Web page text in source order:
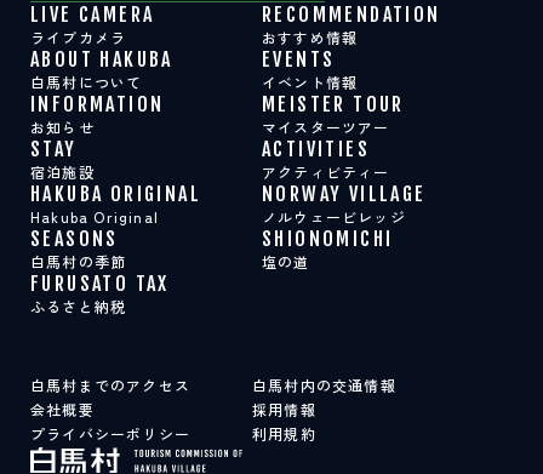
LIVE CAMERA
ライブカメラ
RECOMMENDATION
おすすめ情報
ABOUT HAKUBA
白馬村について
EVENTS
イベント情報
INFORMATION
お知らせ
MEISTER TOUR
マイスターツアー
STAY
宿泊施設
ACTIVITIES
アクティビティー
HAKUBA ORIGINAL
Hakuba Original
NORWAY VILLAGE
ノルウェービレッジ
SEASONS
白馬村の季節
SHIONOMICHI
塩の道
FURUSATO TAX
ふるさと納税
白馬村までのアクセス
白馬村内の交通情報
会社概要
採用情報
プライバシーポリシー
利用規約